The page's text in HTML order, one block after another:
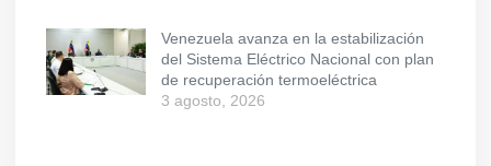
Venezuela avanza en la estabilización
del Sistema Eléctrico Nacional con plan
de recuperación termoeléctrica
3 agosto, 2026